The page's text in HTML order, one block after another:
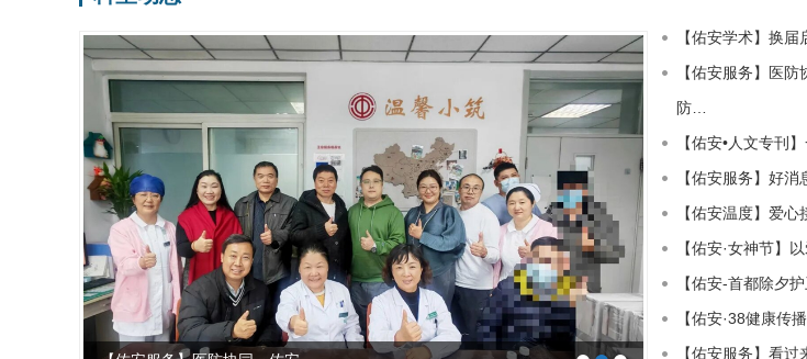
【佑安学术】换
【佑安服务】医
防…
【佑安•人文专刊
【佑安服务】好
【佑安温度】爱
【佑安·女神节】
【佑安-首都除夕
【佑安·38健康传
【佑安服务】看